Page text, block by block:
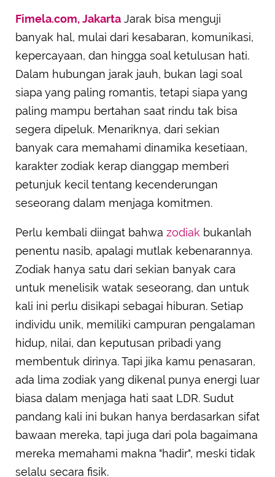
Sebagai Tanggung Jawab Emosional
Scorpio: Diam-Diam Paling Serius Menjaga Hati
yang Dipilih
Taurus: Karena Stabilitas adalah Bagian dari Cara
Mereka Mencintai
Cancer: Menyisipkan Kehangatan meski
Terhalang Jarak
Virgo: Mengelola Jarak dengan Ketulusan dan
Kesiapan Emosional
Fimela.com, Jakarta Jarak bisa menguji
banyak hal, mulai dari kesabaran, komunikasi,
kepercayaan, dan hingga soal ketulusan hati.
Dalam hubungan jarak jauh, bukan lagi soal
siapa yang paling romantis, tetapi siapa yang
paling mampu bertahan saat rindu tak bisa
segera dipeluk. Menariknya, dari sekian
banyak cara memahami dinamika kesetiaan,
karakter zodiak kerap dianggap memberi
petunjuk kecil tentang kecenderungan
seseorang dalam menjaga komitmen.
Perlu kembali diingat bahwa zodiak bukanlah
penentu nasib, apalagi mutlak kebenarannya.
Zodiak hanya satu dari sekian banyak cara
untuk menelisik watak seseorang, dan untuk
kali ini perlu disikapi sebagai hiburan. Setiap
individu unik, memiliki campuran pengalaman
hidup, nilai, dan keputusan pribadi yang
membentuk dirinya. Tapi jika kamu penasaran,
ada lima zodiak yang dikenal punya energi luar
biasa dalam menjaga hati saat LDR. Sudut
pandang kali ini bukan hanya berdasarkan sifat
bawaan mereka, tapi juga dari pola bagaimana
mereka memahami makna "hadir", meski tidak
selalu secara fisik.